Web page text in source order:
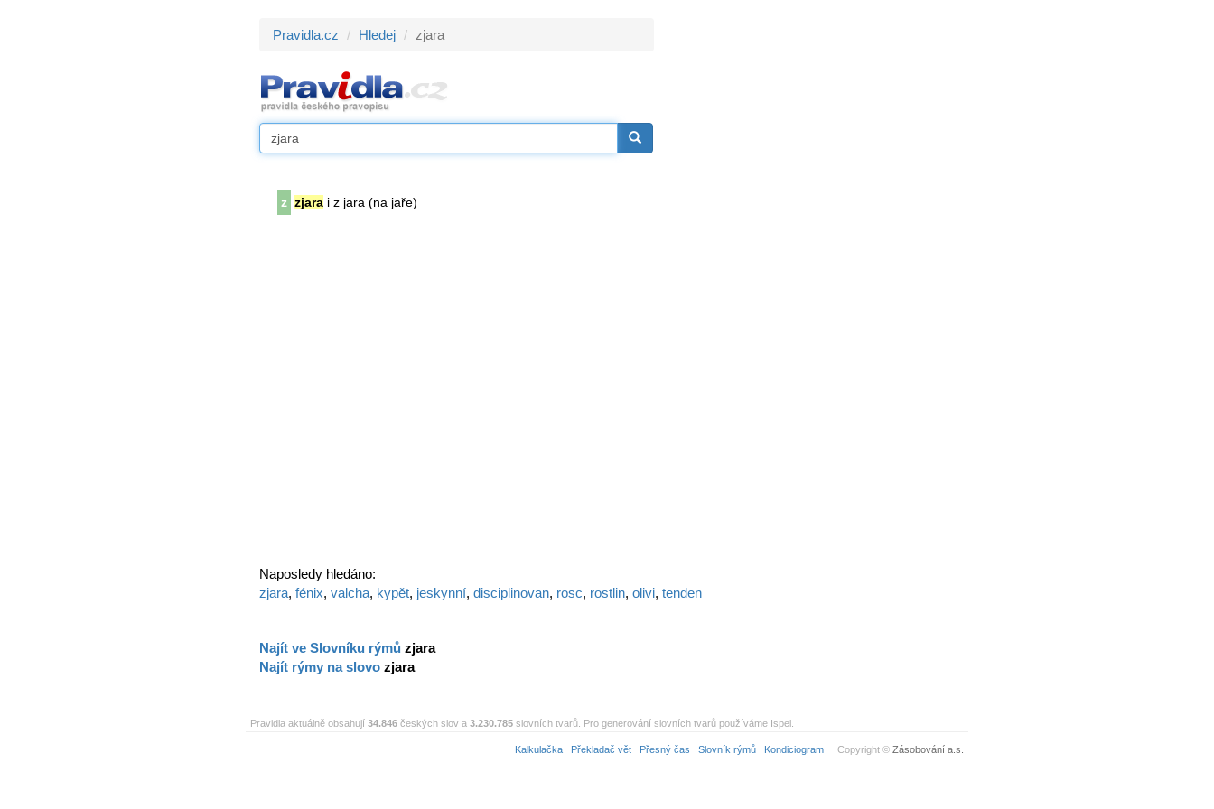
Pravidla.cz Hledej zjara
z zjara i z jara (na jaře)
Naposledy hledáno:
zjara, fénix, valcha, kypět, jeskynní, disciplinovan, rosc, rostlin, olivi, tenden
Najít ve Slovníku rýmů zjara
Najít rýmy na slovo zjara
Pravidla aktuálně obsahují 34.846 českých slov a 3.230.785 slovních tvarů. Pro generování slovních tvarů používáme Ispel.
Kalkulačka Překladač vět Přesný čas Slovník rýmů Kondiciogram Copyright © Zásobování a.s.